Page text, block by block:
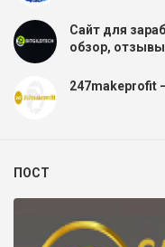
Сайт для
обзор, отзывы
247makeprofit
ПОСТ